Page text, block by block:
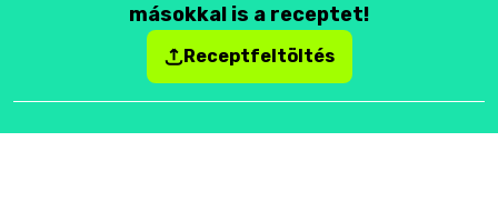
másokkal is a receptet!
Receptfeltöltés